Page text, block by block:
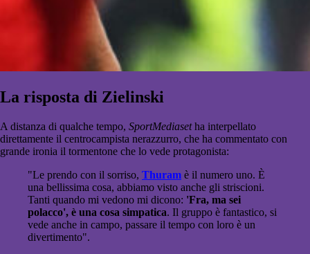
La risposta di Zielinski
A distanza di qualche tempo, SportMediasetha interpellato
direttamente il centrocampista nerazzurro, che ha commentato con
grande ironia il tormentone che lo vede protagonista:
"Le prendo con il sorriso, Thuram è il numero uno. È
una bellissima cosa, abbiamo visto anche gli striscioni.
Tanti quando mi vedono mi dicono: 'Fra, ma sei
polacco', è una cosa simpatica. Il gruppo è fantastico, si
vede anche in campo, passare il tempo con loro è un
divertimento".